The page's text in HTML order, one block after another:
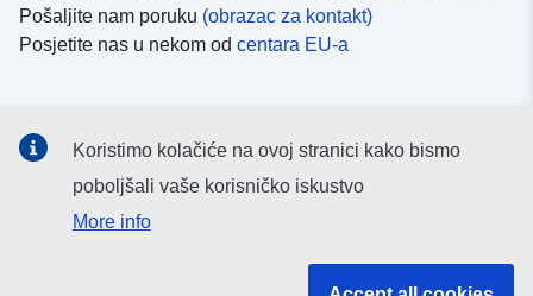
Pošaljite nam poruku (obrazac za kontakt)
Posjetite nas u nekom od centara EU-a
Potražite kanale EU-a nadruštvenim mrežama
Koristimo kolačiće na ovoj stranici kako bismo
poboljšali vaše korisničko iskustvo
More info